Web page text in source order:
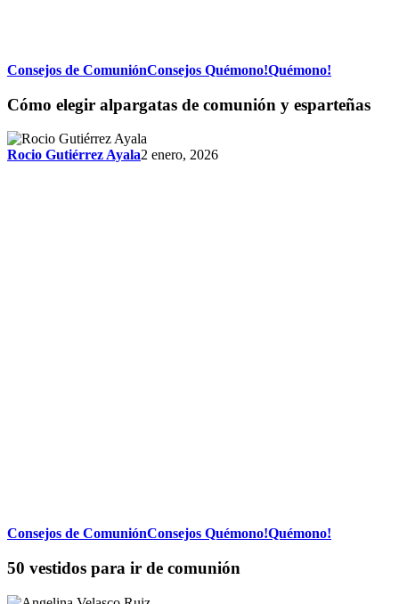
Consejos de ComuniónConsejos Quémono!Quémono!
alpargatas
Cómo elegir alpargatas de comunión y esparteñas
Rocio Gutiérrez Ayala2 enero, 2026
Consejos de ComuniónConsejos Quémono!Quémono!
50 vestidos para ir de comunión